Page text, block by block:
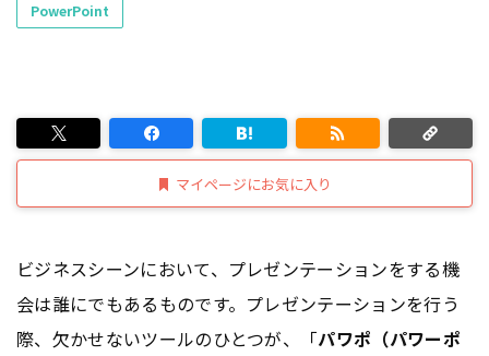
PowerPoint
マイページにお気に入り
ビジネスシーンにおいて、プレゼンテーションをする機
会は誰にでもあるものです。プレゼンテーションを行う
際、欠かせないツールのひとつが、「パワポ（パワーポ